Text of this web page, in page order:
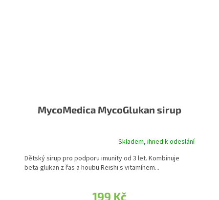
MycoMedica MycoGlukan sirup
Skladem, ihned k odeslání
199 Kč
Dětský sirup pro podporu imunity od 3 let. Kombinuje
beta-glukan z řas a houbu Reishi s vitamínem...